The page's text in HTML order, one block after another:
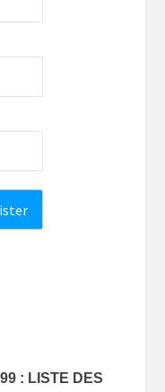
: LISTE DES